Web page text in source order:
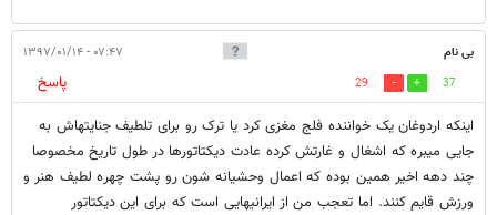
بی نام ۰۷:۴۷ - ۱۳۹۷/۰۱/۱۴
37
29
پاسخ
اینکە اردوغان یک خوانندە فلج مغزی کرد یا ترک رو برای تلطیف جنایتهاش بە
جایی میبرە کە اشغال و غارتش کردە عادت دیکتاتورها در طول تاریخ مخصوصا
چند دهە اخیر همین بودە کە اعمال وحشیانە شون رو پشت چهرە لطیف هنر و
ورزش قایم کنند. اما تعجب من از ایرانیهایی است کە برای این دیکتاتور